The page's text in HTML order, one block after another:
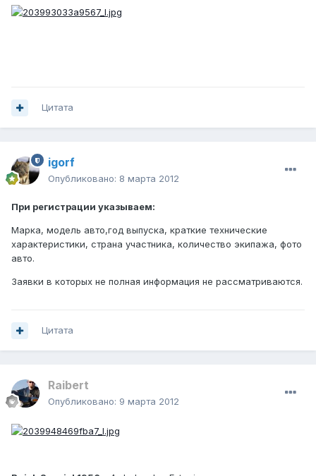
Цитата
igorf
Опубликовано: 8 марта 2012
При регистрации указываем:
Марка, модель авто,год выпуска, краткие технические
характеристики, страна участника, количество экипажа, фото
авто.
Заявки в которых не полная информация не рассматриваются.
Цитата
Raibert
Опубликовано: 9 марта 2012